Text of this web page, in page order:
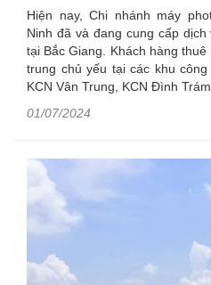
Hiện nay, Chi nhánh máy
Ninh đã và đang cung cấp
tại Bắc Giang. Khách hàng
trung chủ yếu tại các khu
KCN Vân Trung, KCN Đình
01/07/2024